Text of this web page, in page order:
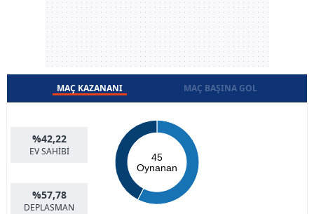
MAÇ KAZANANI MAÇ BAŞINA GOL
%42,22
EV SAHİBİ
%57,78
DEPLASMAN
45
Oynanan